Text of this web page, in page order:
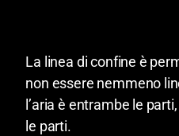
La linea di confine è
non essere nemmeno
l’aria è entrambe le
le parti.